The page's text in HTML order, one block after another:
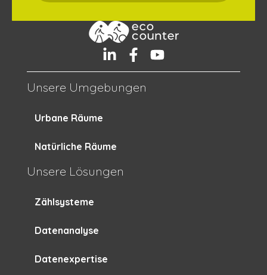
Unsere Umgebungen
Urbane Räume
Natürliche Räume
Unsere Lösungen
Zählsysteme
Datenanalyse
Datenexpertise